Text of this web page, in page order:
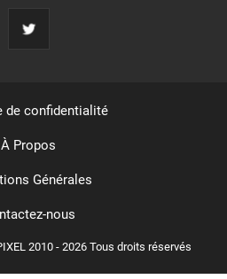
2010 - 2026 Tous droits réservés
de confidentialité
À Propos
Générales
nous